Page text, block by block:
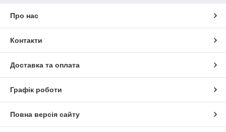
Про нас
Контакти
Доставка та оплата
Графік роботи
Повна версія сайту